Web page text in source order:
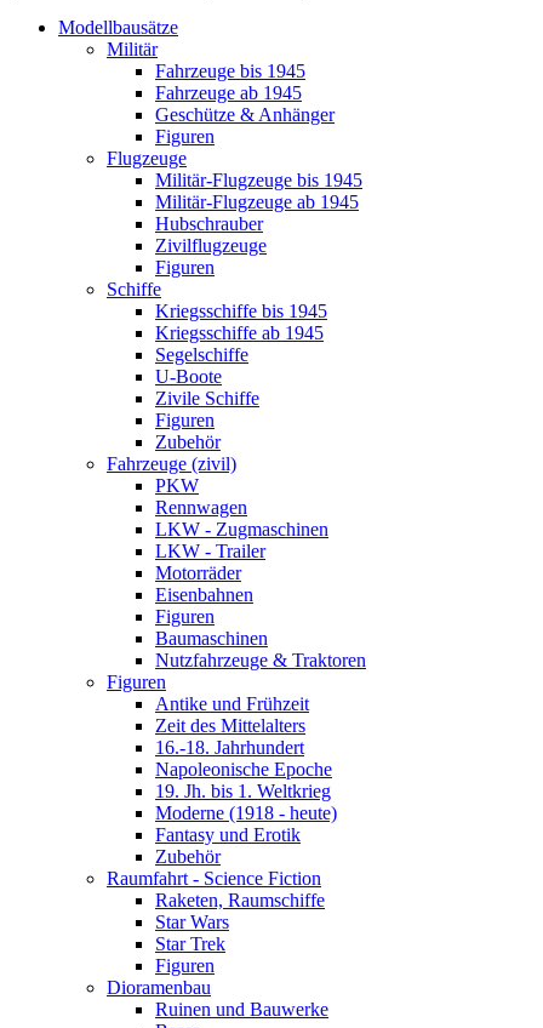
Modellbausätze
Militär
Fahrzeuge bis 1945
Fahrzeuge ab 1945
Geschütze & Anhänger
Figuren
Flugzeuge
Militär-Flugzeuge bis 1945
Militär-Flugzeuge ab 1945
Hubschrauber
Zivilflugzeuge
Figuren
Schiffe
Kriegsschiffe bis 1945
Kriegsschiffe ab 1945
Segelschiffe
U-Boote
Zivile Schiffe
Figuren
Zubehör
Fahrzeuge (zivil)
PKW
Rennwagen
LKW - Zugmaschinen
LKW - Trailer
Motorräder
Eisenbahnen
Figuren
Baumaschinen
Nutzfahrzeuge & Traktoren
Figuren
Antike und Frühzeit
Zeit des Mittelalters
16.-18. Jahrhundert
Napoleonische Epoche
19. Jh. bis 1. Weltkrieg
Moderne (1918 - heute)
Fantasy und Erotik
Zubehör
Raumfahrt - Science Fiction
Raketen, Raumschiffe
Star Wars
Star Trek
Figuren
Dioramenbau
Ruinen und Bauwerke